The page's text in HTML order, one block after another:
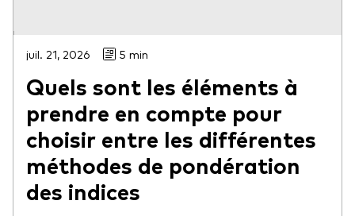
juil. 21, 2026 5 min
Quels sont les éléments à
prendre en compte pour
choisir entre les différentes
méthodes de pondération
des indices